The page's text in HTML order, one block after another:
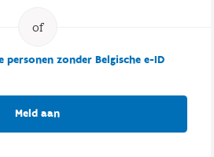
personen zonder Belgische e-ID
Meld aan